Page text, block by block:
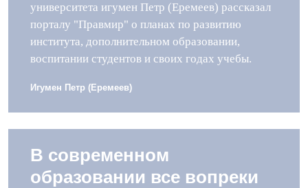
университета игумен Петр (Еремеев) рассказал
порталу "Правмир" о планах по развитию
института, дополнительном образовании,
воспитании студентов и своих годах учебы.
Игумен Петр (Еремеев)
В современном
образовании все вопреки